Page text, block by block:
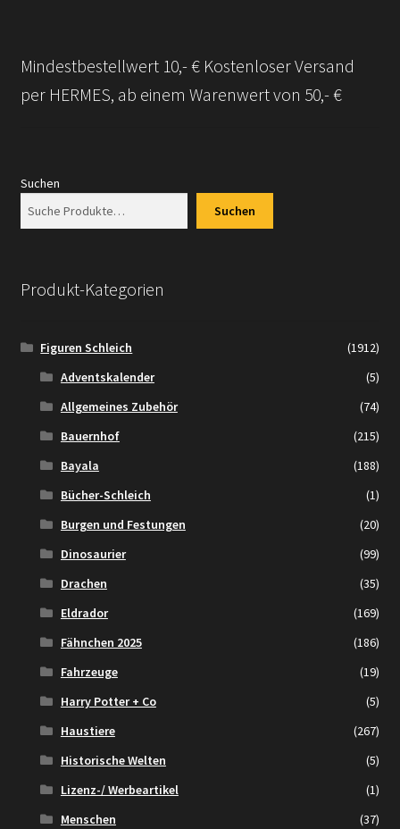
Mindestbestellwert 10,- € Kostenloser Versand
per HERMES, ab einem Warenwert von 50,- €
Suchen
Suchen
Produkt-Kategorien
Figuren Schleich
(1912)
Adventskalender
(5)
Allgemeines Zubehör
(74)
Bauernhof
(215)
Bayala
(188)
Bücher-Schleich
(1)
Burgen und Festungen
(20)
Dinosaurier
(99)
Drachen
(35)
Eldrador
(169)
Fähnchen 2025
(186)
Fahrzeuge
(19)
Harry Potter + Co
(5)
Haustiere
(267)
Historische Welten
(5)
Lizenz-/ Werbeartikel
(1)
Menschen
(37)